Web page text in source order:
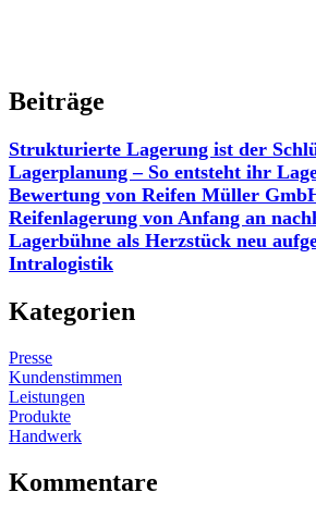
Beiträge
Strukturierte Lagerung ist der
Lagerplanung – So entsteht ihr
Bewertung von Reifen Müller
Reifenlagerung von Anfang an
Lagerbühne als Herzstück neu
Intralogistik
Kategorien
Presse
Kundenstimmen
Leistungen
Produkte
Handwerk
Kommentare